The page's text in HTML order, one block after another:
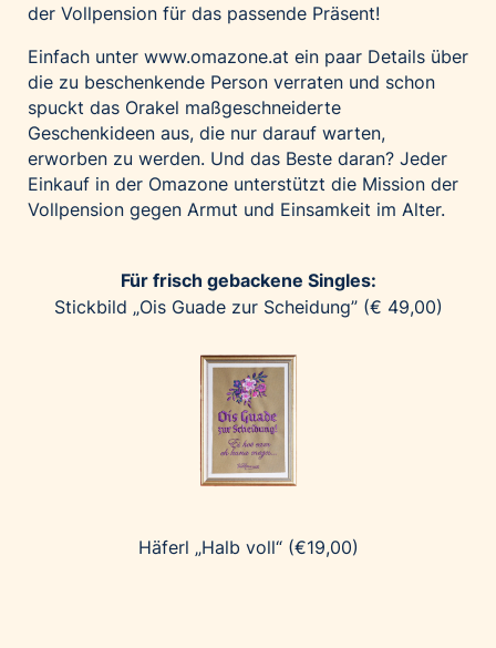
JP Immobilien
JYSK
Kroatische Zentrale für Tourismus
List Holding Gruppe
Marble House
Mediaplus
Microsoft
Muse Electronics
öbv – Österreichischer Bundesverlag
der Vollpension für das passende Präsent!
Einfach unter www.omazone.at ein paar Details über
die zu beschenkende Person verraten und schon
spuckt das Orakel maßgeschneiderte
Geschenkideen aus, die nur darauf warten,
erworben zu werden. Und das Beste daran? Jeder
Einkauf in der Omazone unterstützt die Mission der
Vollpension gegen Armut und Einsamkeit im Alter.
Für frisch gebackene Singles:
Stickbild „Ois Guade zur Scheidung” (€ 49,00)
Häferl „Halb voll“ (€19,00)